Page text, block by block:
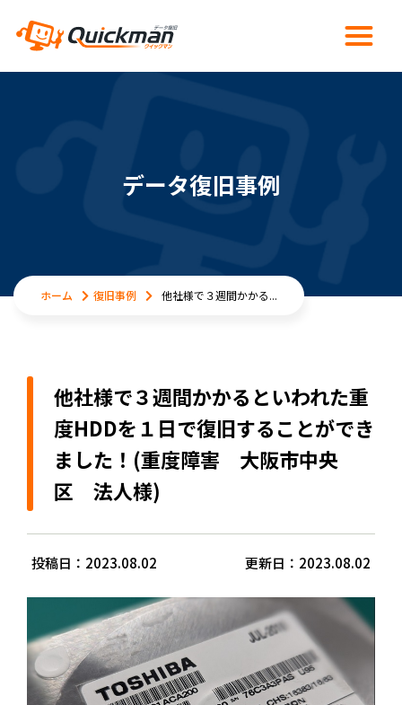
データ復旧事例
ホーム 復旧事例 他社様で３週間かかる...
他社様で３週間かかるといわれた重
度HDDを１日で復旧することができ
ました！(重度障害 大阪市中央
区 法人様)
投稿日：2023.08.02 更新日：2023.08.02